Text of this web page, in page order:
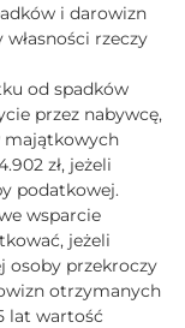
i darowizn
rzeczy
od spadków
przez nabywcę,
majątkowych
zł, jeżeli
podatkowej.
wsparcie
jeżeli
osoby przekroczy
otrzymanych
lat wartość